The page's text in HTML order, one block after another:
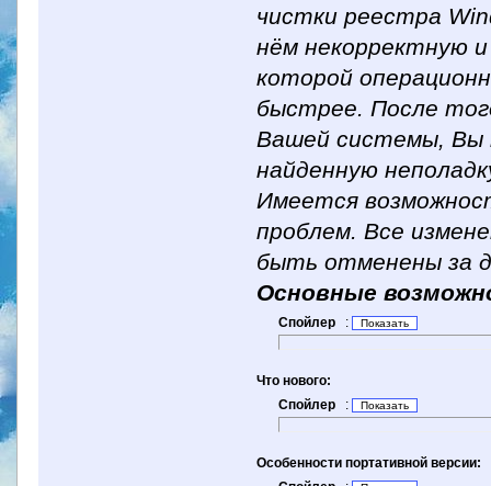
чистки реестра
нём некорректную
которой
быстрее. После
Вашей системы, Вы
найденную
Имеется
проблем. Все
быть отменены за
Основные
Спойлер :
Что нового:
Спойлер
:
Особенности портативной версии: